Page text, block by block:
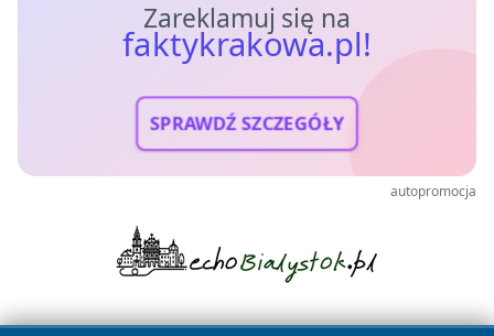
Zareklamuj się na
faktykrakowa.pl!
SPRAWDŹ SZCZEGÓŁY
autopromocja